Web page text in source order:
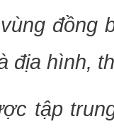
đồng
địa hình,
tập